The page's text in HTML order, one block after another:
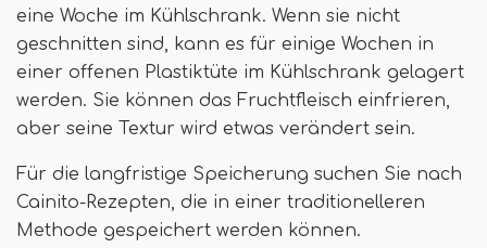
eine Woche im Kühlschrank. Wenn sie nicht
geschnitten sind, kann es für einige Wochen in
einer offenen Plastiktüte im Kühlschrank gelagert
werden. Sie können das Fruchtfleisch einfrieren,
aber seine Textur wird etwas verändert sein.
Für die langfristige Speicherung suchen Sie nach
Cainito-Rezepten, die in einer traditionelleren
Methode gespeichert werden können.